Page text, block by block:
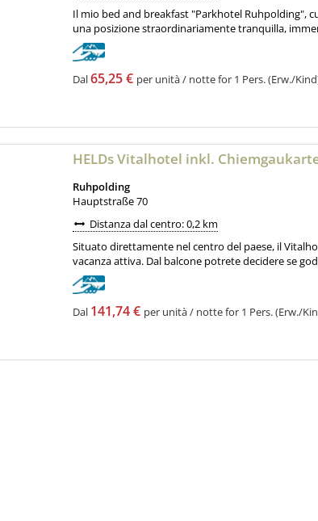
Il mio bed and breakfast "Parkhotel Ruhpolding",
una posizione straordinariamente tranquilla,
Dal65,25 € per unità / notte for 1 Pers. (Erw./
HELDs Vitalhotel inkl.
Ruhpolding
Hauptstraße 70
Distanza dal centro: 0,2 km
Situato direttamente nel centro del paese, il
vacanza attiva. Dal balcone potrete decidere se
Dal 141,74 € per unità / notte for 1 Pers. (Erw./